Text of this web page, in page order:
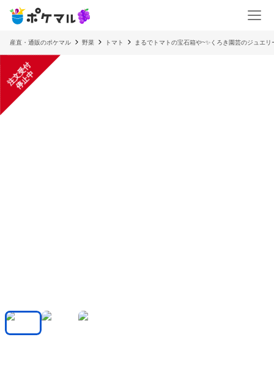
産直・通販のポケマル 野菜 トマト まるでトマトの宝石箱や~✨くろき園芸のジュエリ
注
文
受
付
停
止
中